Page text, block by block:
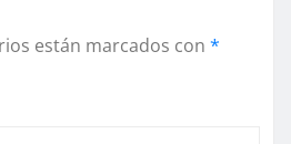
están marcados con *